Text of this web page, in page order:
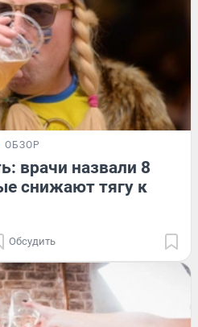
ОБЗОР
врачи назвали 8
снижают тягу к
Обсудить